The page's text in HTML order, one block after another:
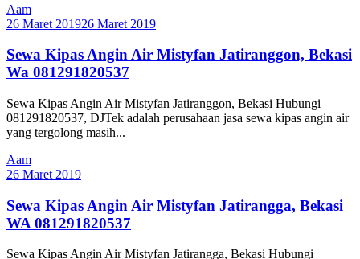
Aam
26 Maret 201926 Maret 2019
Sewa Kipas Angin Air Mistyfan Jatiranggon, Bekasi
Wa 081291820537
Sewa Kipas Angin Air Mistyfan Jatiranggon, Bekasi Hubungi
081291820537, DJTek adalah perusahaan jasa sewa kipas angin air
yang tergolong masih...
Aam
26 Maret 2019
Sewa Kipas Angin Air Mistyfan Jatirangga, Bekasi
WA 081291820537
Sewa Kipas Angin Air Mistyfan Jatirangga, Bekasi Hubungi